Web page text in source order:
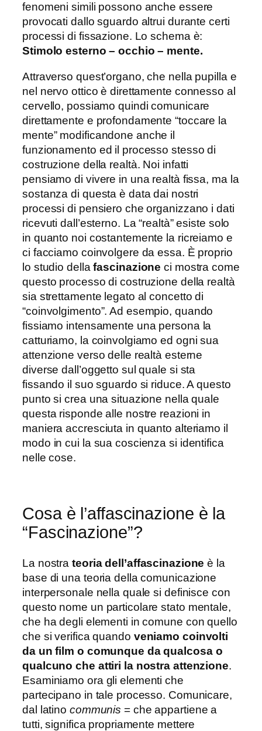
fenomeni simili possono anche essere
provocati dallo sguardo altrui durante certi
processi di fissazione. Lo schema è:
Stimolo esterno – occhio – mente.
Attraverso quest’organo, che nella pupilla e
nel nervo ottico è direttamente connesso al
cervello, possiamo quindi comunicare
direttamente e profondamente “toccare la
mente” modificandone anche il
funzionamento ed il processo stesso di
costruzione della realtà. Noi infatti
pensiamo di vivere in una realtà fissa, ma la
sostanza di questa è data dai nostri
processi di pensiero che organizzano i dati
ricevuti dall’esterno. La “realtà” esiste solo
in quanto noi costantemente la ricreiamo e
ci facciamo coinvolgere da essa. È proprio
lo studio dellafascinazione ci mostra come
questo processo di costruzione della realtà
sia strettamente legato al concetto di
“coinvolgimento”. Ad esempio, quando
fissiamo intensamente una persona la
catturiamo, la coinvolgiamo ed ogni sua
attenzione verso delle realtà esterne
diverse dall’oggetto sul quale si sta
fissando il suo sguardo si riduce. A questo
punto si crea una situazione nella quale
questa risponde alle nostre reazioni in
maniera accresciuta in quanto alteriamo il
modo in cui la sua coscienza si identifica
nelle cose.
Cosa è l’affascinazione è la
“Fascinazione”?
La nostra teoria dell’affascinazione è la
base di una teoria della comunicazione
interpersonale nella quale si definisce con
questo nome un particolare stato mentale,
che ha degli elementi in comune con quello
che si verifica quando veniamo coinvolti
da un film o comunque da qualcosa o
qualcuno che attiri la nostra attenzione.
Esaminiamo ora gli elementi che
partecipano in tale processo. Comunicare,
dal latino communis = che appartiene a
tutti, significa propriamente mettere